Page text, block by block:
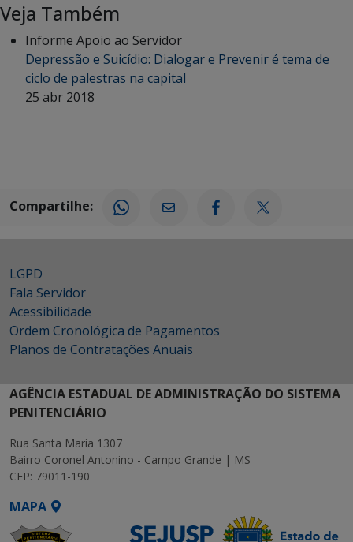
Veja Também
Informe Apoio ao Servidor
Depressão e Suicídio: Dialogar e Prevenir é tema de
ciclo de palestras na capital
25 abr 2018
Compartilhe:
LGPD
Fala Servidor
Acessibilidade
Ordem Cronológica de Pagamentos
Planos de Contratações Anuais
AGÊNCIA ESTADUAL DE ADMINISTRAÇÃO DO SISTEMA
PENITENCIÁRIO
Rua Santa Maria 1307
Bairro Coronel Antonino - Campo Grande | MS
CEP: 79011-190
MAPA